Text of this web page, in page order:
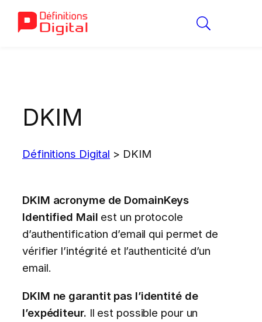
DKIM
Définitions Digital > DKIM
DKIM acronyme de DomainKeys
Identified Mail est un protocole
d’authentification d’email qui permet de
vérifier l’intégrité et l’authenticité d’un
email.
DKIM ne garantit pas l’identité de
l’expéditeur. Il est possible pour un